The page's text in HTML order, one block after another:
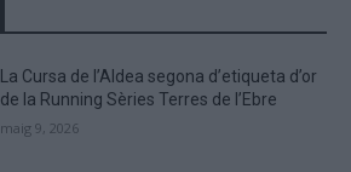
La Cursa de l’Aldea segona d’etiqueta d’or
de la Running Sèries Terres de l’Ebre
maig 9, 2026